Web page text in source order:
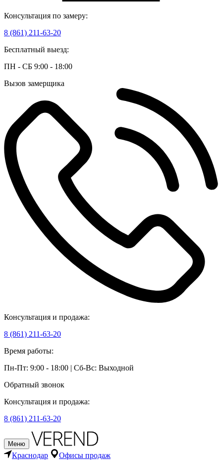
Консультация по замеру:
8 (861) 211-63-20
Бесплатный выезд:
ПН - СБ 9:00 - 18:00
Вызов замерщика
Консультация и продажа:
8 (861) 211-63-20
Время работы:
Пн-Пт: 9:00 - 18:00 | Сб-Вс: Выходной
Обратный звонок
Консультация и продажа:
8 (861) 211-63-20
Меню
Краснодар Офисы продаж